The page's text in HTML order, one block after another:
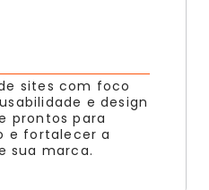
sites com foco
e design
prontos para
e fortalecer a
sua marca.